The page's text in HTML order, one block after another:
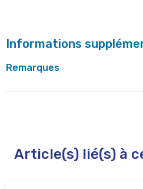
Informations
Remarques
Langues définis par le
Article(s) lié(s) à